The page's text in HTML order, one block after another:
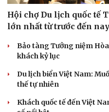
Hội chợ Du lịch quốc tế
lớn nhất từ trước đến nay
Bảo tàng Tưởng niệm
khách kỷ lục
Du lịch biển Việt Nam:
thế tự nhiên
Khách quốc tế đến Việt